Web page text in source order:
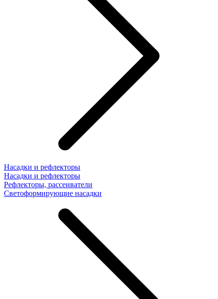
Насадки и рефлекторы
Насадки и рефлекторы
Рефлекторы, рассеиватели
Светоформирующие насадки